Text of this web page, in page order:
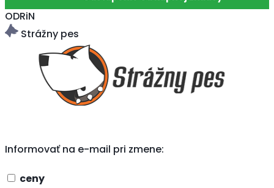
ODRiN
Strážny pes
Informovať na e-mail pri zmene:
ceny